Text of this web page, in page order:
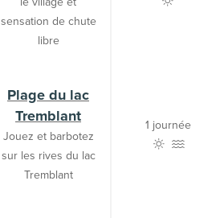
sensation de chute
libre
Plage du lac
Tremblant
Jouez et barbotez
sur les rives du lac
Tremblant
1 journée